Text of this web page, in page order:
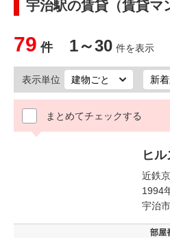
宇治駅の賃貸（賃貸マ
79 件 1～30 件を表示
表示単位
まとめてチェックする
ヒ
近鉄
1994
宇治
部屋